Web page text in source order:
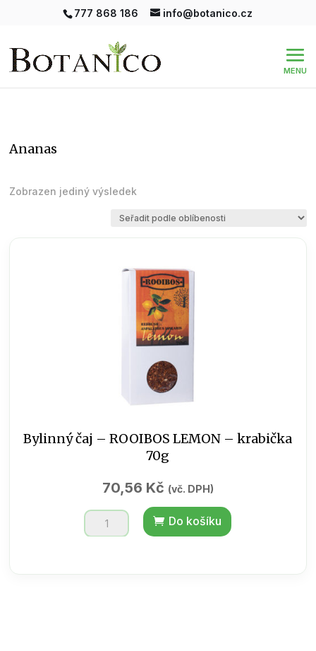
777 868 186 info@botanico.cz
ananas
Zobrazen jediný výsledek
Bylinný čaj – ROOIBOS LEMON – krabička
70g
70,56 Kč (vč. DPH)
Bylinný
čaj
Do košíku